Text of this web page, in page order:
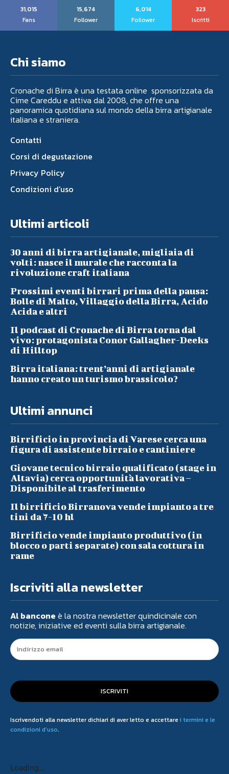
31,015
Fans
15,674
Follower
6,014
Follower
323
Iscritti
Chi siamo
Cronache di Birra è una testata online sponsorizzata da
Cime Careddu e attiva dal 2008, che offre una
panoramica quotidiana sul mondo della birra artigianale
italiana e straniera.
Contatti
Corsi di degustazione
Privacy Policy
Condizioni d’uso
Ultimi articoli
30 anni di birra artigianale, migliaia di
volti: nasce il murale che racconta la
rivoluzione craft italiana
Prossimi eventi birrari prima della pausa:
Bolle di Malto, Villaggio della Birra, Acido
Acida e altri
Il podcast di Cronache di Birra torna dal
vivo: protagonista Conor Gallagher-Deeks
di Hilltop
Birra italiana: trent’anni di artigianale
hanno creato un turismo brassicolo?
Ultimi annunci
Birrificio in provincia di Varese cerca una
figura di assistente birraio e cantiniere
Giovane tecnico birraio qualificato (stage in
Altavia) cerca opportunità lavorativa –
Disponibile al trasferimento
Il birrificio Birranova vende impianto a tre
tini da 7-10 hl
Birrificio vende impianto produttivo (in
blocco o parti separate) con sala cottura in
rame
Iscriviti alla newsletter
Al bancone è la nostra newsletter quindicinale con
notizie, iniziative ed eventi sulla birra artigianale.
ISCRIVITI
Iscrivendoti alla newsletter dichiari di aver letto e accettare i termini e le
condizioni d'uso.
Loading...